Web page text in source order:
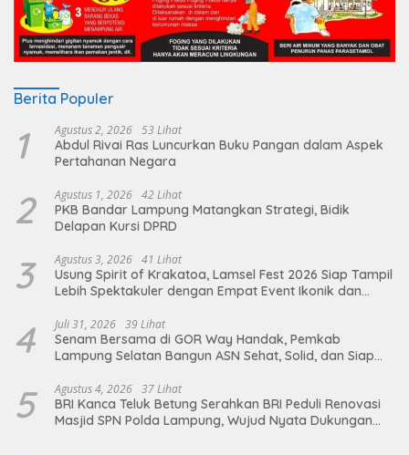
Berita Populer
1 Agustus 2, 2026 53 Lihat
Abdul Rivai Ras Luncurkan Buku Pangan dalam Aspek
Pertahanan Negara
2 Agustus 1, 2026 42 Lihat
PKB Bandar Lampung Matangkan Strategi, Bidik
Delapan Kursi DPRD
3 Agustus 3, 2026 41 Lihat
Usung Spirit of Krakatoa, Lamsel Fest 2026 Siap Tampil
Lebih Spektakuler dengan Empat Event Ikonik dan
4 Juli 31, 2026 39 Lihat
Senam Bersama di GOR Way Handak, Pemkab
Lampung Selatan Bangun ASN Sehat, Solid, dan Siap
5 Agustus 4, 2026 37 Lihat
BRI Kanca Teluk Betung Serahkan BRI Peduli Renovasi
Masjid SPN Polda Lampung, Wujud Nyata Dukungan